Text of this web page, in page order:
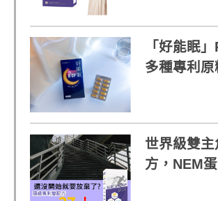
「好能眠
多種專利原
白鳳豆、
晰的關鍵!
世界級雙
方，NEM
白聚醣